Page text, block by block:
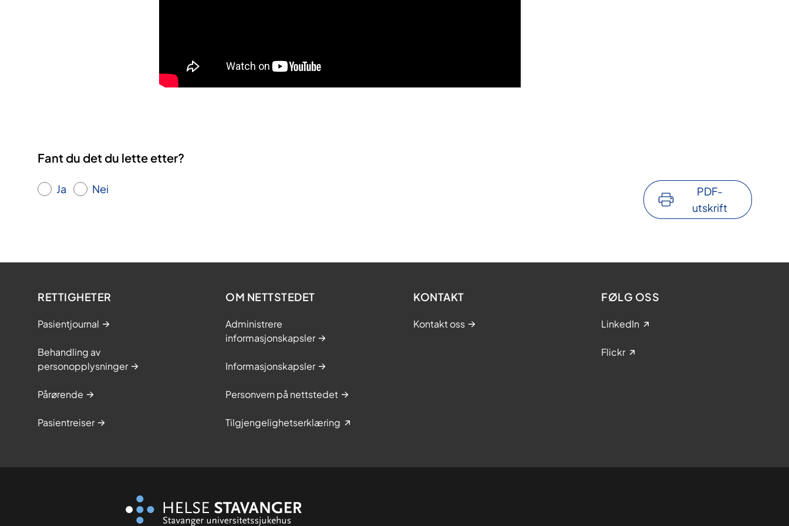
Fant du det du lette etter?
Ja Nei
PDF-
utskrift
RETTIGHETER
Pasientjournal
Behandling av
personopplysninger
Pårørende
Pasientreiser
OM NETTSTEDET
Administrere
informasjonskapsler
Informasjonskapsler
Personvern på nettstedet
Tilgjengelighetserklæring
KONTAKT
Kontakt oss
FØLG OSS
LinkedIn
Flickr